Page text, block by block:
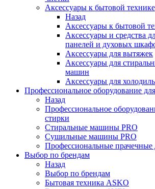
Аксессуары к бытовой технике
Назад
Аксессуары к бытовой
Аксессуары и средства
панелей и духовых
Аксессуары для вытяжек
Аксессуары для
машин
Аксессуары для
Профессиональное оборудование
Назад
Профессиональное
стирки
Стиральные машины PRO
Сушильные машины PRO
Профессиональные прачечные
Выбор по брендам
Назад
Выбор по брендам
Бытовая техника ASKO